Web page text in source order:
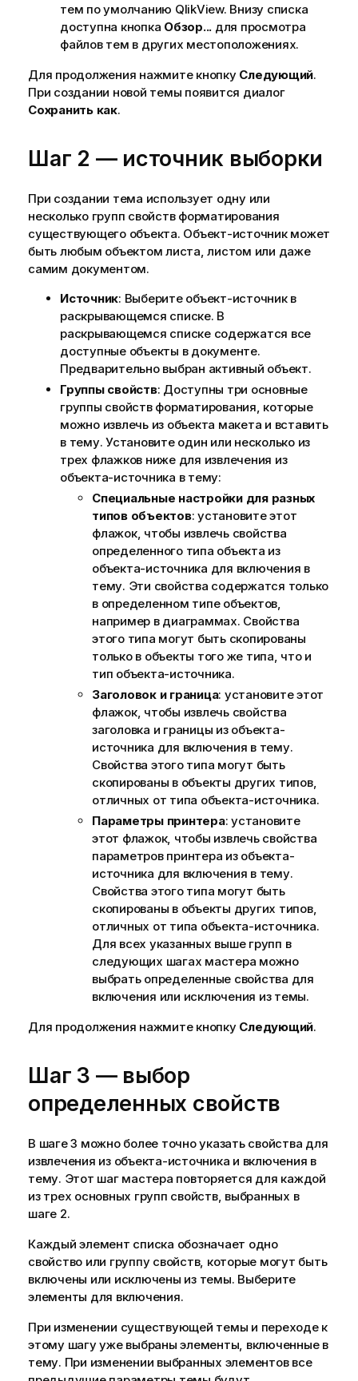
тем по умолчанию QlikView. Внизу списка
доступна кнопка Обзор... для просмотра
файлов тем в других местоположениях.
Для продолжения нажмите кнопку Следующий.
При создании новой темы появится диалог
Сохранить как.
Шаг 2 — источник выборки
При создании тема использует одну или
несколько групп свойств форматирования
существующего объекта. Объект-источник может
быть любым объектом листа, листом или даже
самим документом.
Источник: Выберите объект-источник в
раскрывающемся списке. В
раскрывающемся списке содержатся все
доступные объекты в документе.
Предварительно выбран активный объект.
Группы свойств: Доступны три основные
группы свойств форматирования, которые
можно извлечь из объекта макета и вставить
в тему. Установите один или несколько из
трех флажков ниже для извлечения из
объекта-источника в тему:
Специальные настройки для разных
типов объектов: установите этот
флажок, чтобы извлечь свойства
определенного типа объекта из
объекта-источника для включения в
тему. Эти свойства содержатся только
в определенном типе объектов,
например в диаграммах. Свойства
этого типа могут быть скопированы
только в объекты того же типа, что и
тип объекта-источника.
Заголовок и граница: установите этот
флажок, чтобы извлечь свойства
заголовка и границы из объекта-
источника для включения в тему.
Свойства этого типа могут быть
скопированы в объекты других типов,
отличных от типа объекта-источника.
Параметры принтера: установите
этот флажок, чтобы извлечь свойства
параметров принтера из объекта-
источника для включения в тему.
Свойства этого типа могут быть
скопированы в объекты других типов,
отличных от типа объекта-источника.
Для всех указанных выше групп в
следующих шагах мастера можно
выбрать определенные свойства для
включения или исключения из темы.
Для продолжения нажмите кнопку Следующий.
Шаг 3 — выбор
определенных свойств
В шаге 3 можно более точно указать свойства для
извлечения из объекта-источника и включения в
тему. Этот шаг мастера повторяется для каждой
из трех основных групп свойств, выбранных в
шаге 2.
Каждый элемент списка обозначает одно
свойство или группу свойств, которые могут быть
включены или исключены из темы. Выберите
элементы для включения.
При изменении существующей темы и переходе к
этому шагу уже выбраны элементы, включенные в
тему. При изменении выбранных элементов все